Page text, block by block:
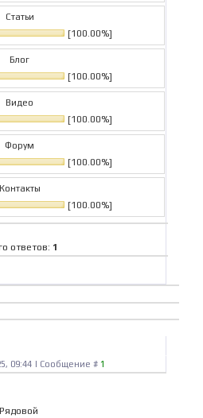
Статьи
[100.00%]
Блог
[100.00%]
Видео
[100.00%]
Форум
[100.00%]
Контакты
[100.00%]
ответов: 1
09:44 | Сообщение # 1
Рядовой